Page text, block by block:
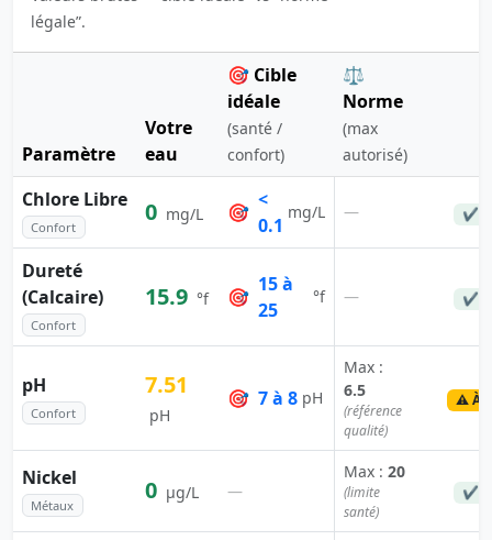
légale”.
Paramètre
Votre
eau
🎯 Cible
idéale
(santé /
confort)
⚖️
Norme
(max
autorisé)
Chlore Libre
Confort
0 mg/L 🎯
<
0.1
mg/L — ✔
Dureté
(Calcaire)
Confort
15.9 °f 🎯
15 à
25
°f — ✔
pH
Confort
7.51
pH
🎯 7 à 8 pH
Max :
6.5
(référence
qualité)
⚠️ À
Nickel
Métaux
0 µg/L —
Max : 20
(limite
santé)
✔